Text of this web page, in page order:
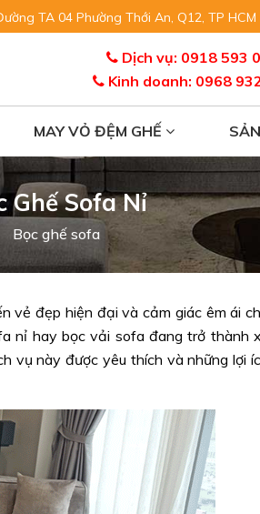
TA 04 Phường Thới An, Q12, TP HCM
Dịch vụ: 0918 593
Kinh doanh: 0968
MAY VỎ ĐỆM GHẾ
Ghế Sofa Nỉ
Bọc ghế sofa
vẻ đẹp hiện đại và cảm giác êm ái
nỉ hay bọc vải sofa đang trở thành
vụ này được yêu thích và những lợi